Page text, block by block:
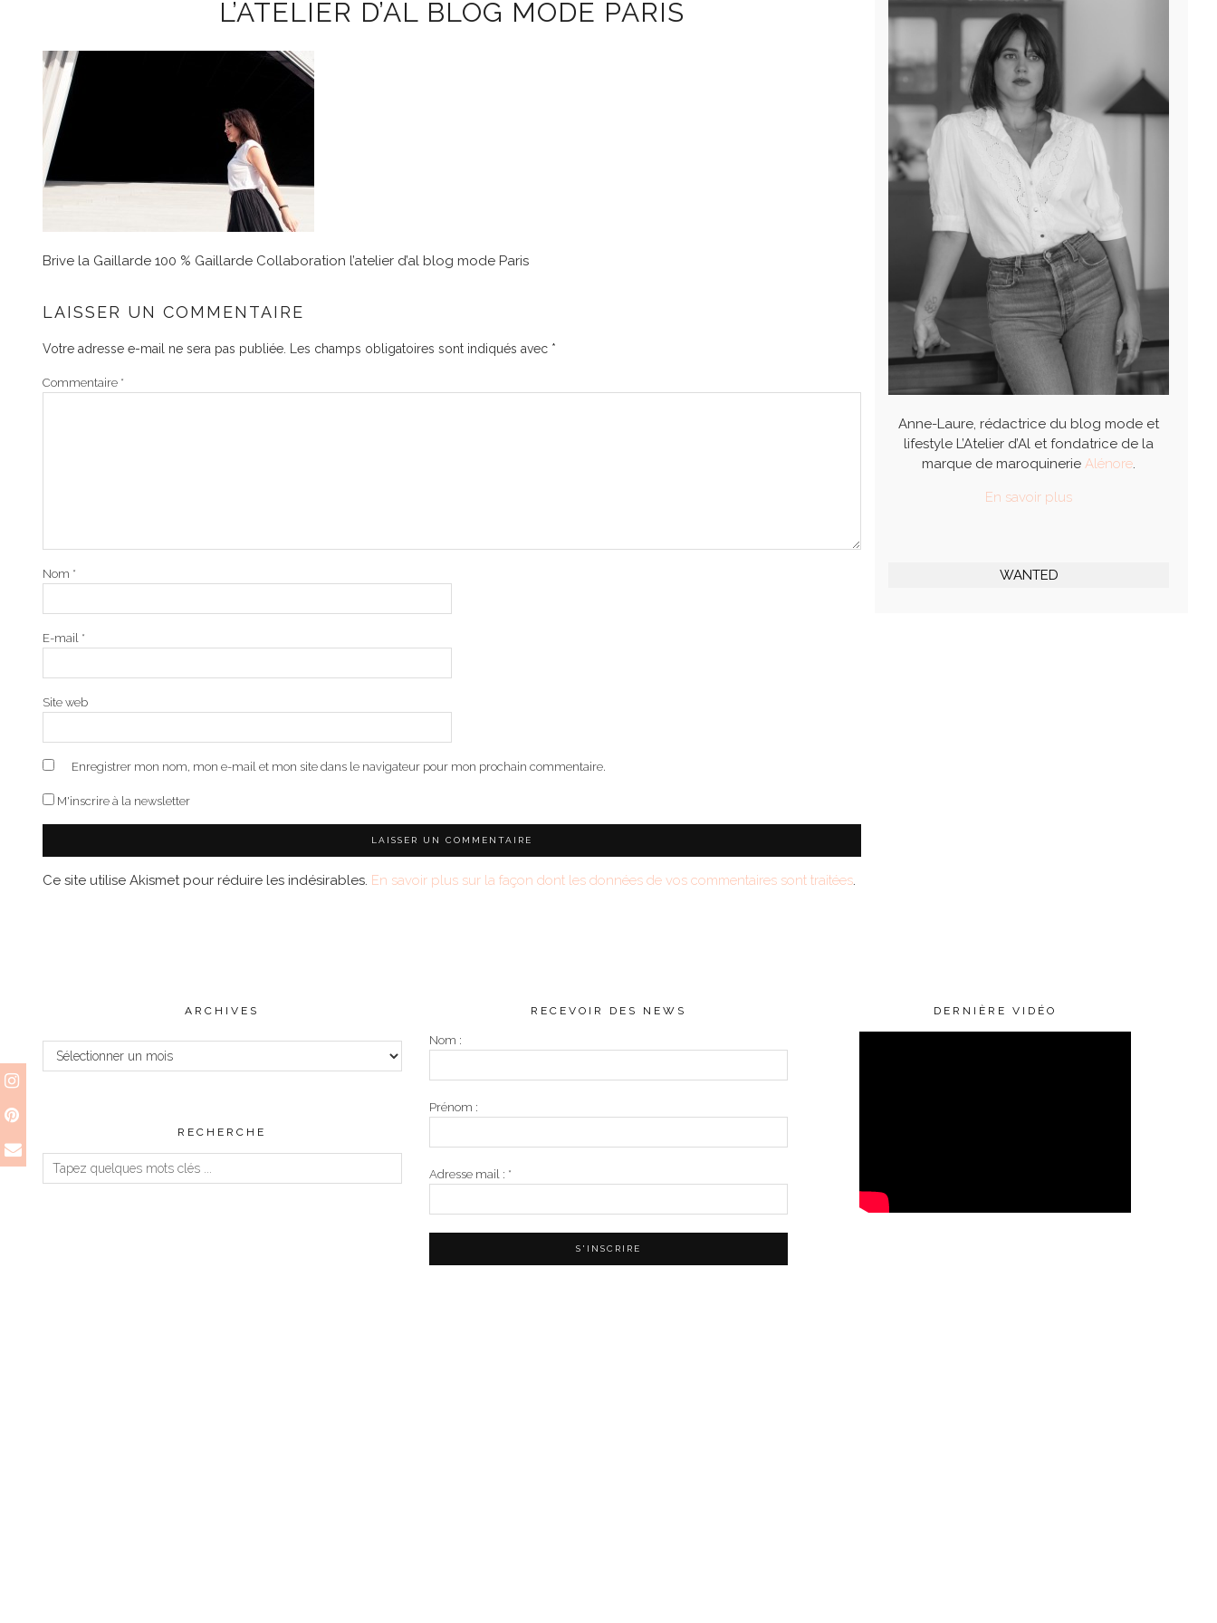
L’ATELIER D’AL BLOG MODE PARIS
Brive la Gaillarde 100 % Gaillarde Collaboration l’atelier d’al blog mode Paris
LAISSER UN COMMENTAIRE
Votre adresse e-mail ne sera pas publiée. Les champs obligatoires sont indiqués avec *
Commentaire *
Nom *
E-mail *
Site web
Enregistrer mon nom, mon e-mail et mon site dans le navigateur pour mon prochain commentaire.
M'inscrire à la newsletter
Ce site utilise Akismet pour réduire les indésirables. En savoir plus sur la façon dont les données de vos commentaires sont traitées.
Anne-Laure, rédactrice du blog mode et
lifestyle L’Atelier d’Al et fondatrice de la
marque de maroquinerieAlénore.
En savoir plus
WANTED
ARCHIVES
Archives
RECHERCHE
RECEVOIR DES NEWS
Nom :
Prénom :
Adresse mail : *
DERNIÈRE VIDÉO